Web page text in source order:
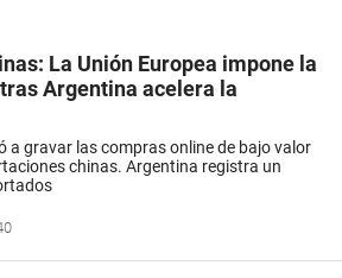
La Unión Europea impone la
Argentina acelera la
a gravar las compras online de bajo valor
chinas. Argentina registra un